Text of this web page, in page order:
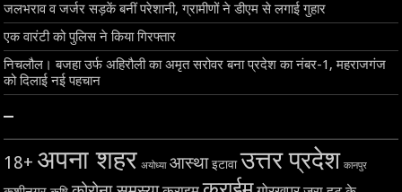
जलभराव व जर्जर सड़कें बनीं परेशानी, ग्रामीणों ने डीएम से लगाई गुहार
एक वारंटी को पुलिस ने किया गिरफ्तार
निचलौल। बजहा उर्फ अहिरौली का अमृत सरोवर बना प्रदेश का नंबर-1, महराजगंज
को दिलाई नई पहचान
–
18+ अपना शहर अयोध्या आस्था इटावा उत्तर प्रदेश कानपुर